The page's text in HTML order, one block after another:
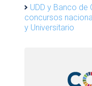
UDD y Banco
concursos
y Universitario